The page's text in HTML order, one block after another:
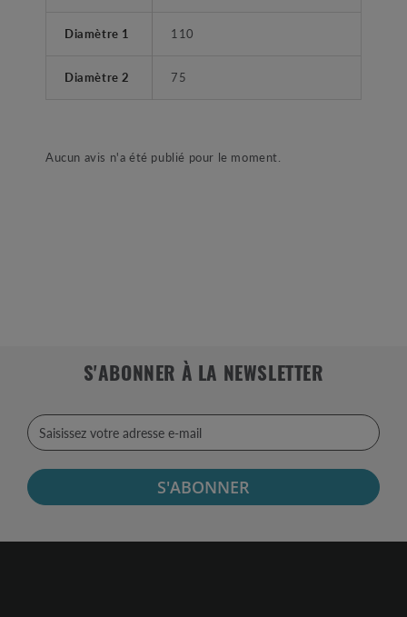
Diamètre 1 110
Diamètre 2 75
Aucun avis n'a été publié pour le moment.
S'ABONNER À LA NEWSLETTER
S'ABONNER